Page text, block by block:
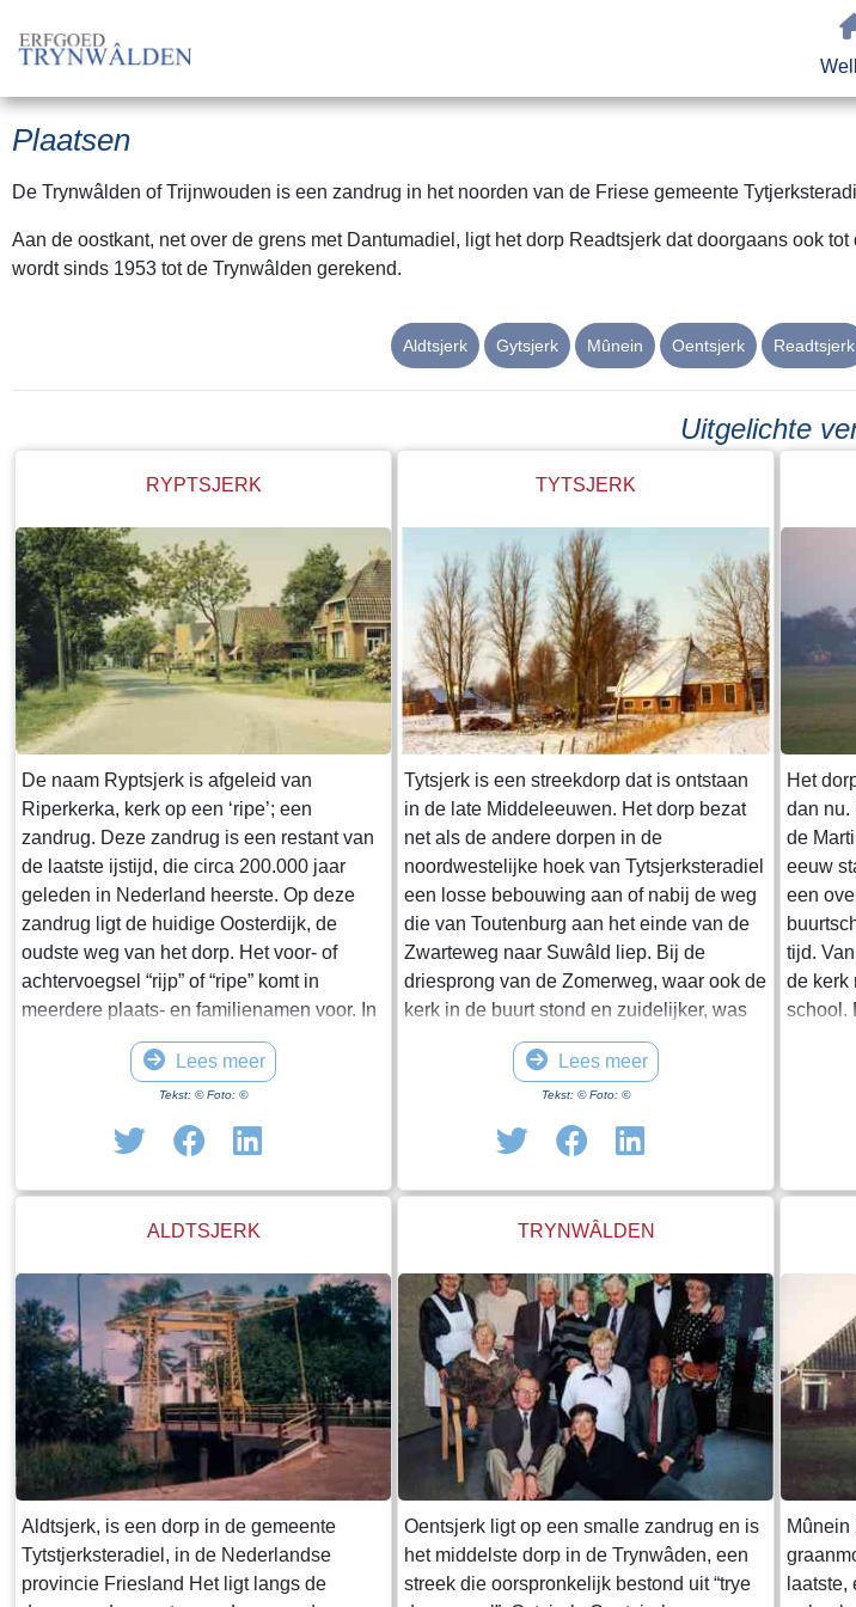
Plaatsen
De Trynwâlden of Trijnwouden is een zandrug in het noorden van de Friese gemeente
Aan de oostkant, net over de grens met Dantumadiel, ligt het dorp Readtsjerk dat doorgaans ook
wordt sinds 1953 tot de Trynwâlden gerekend.
Aldtsjerk Gytsjerk Mûnein Oentsjerk Readtsjerk
Uitgelichte
RYPTSJERK
De naam Ryptsjerk is afgeleid van
Riperkerka, kerk op een ‘ripe’; een
zandrug. Deze zandrug is een restant van
de laatste ijstijd, die circa 200.000 jaar
geleden in Nederland heerste. Op deze
zandrug ligt de huidige Oosterdijk, de
oudste weg van het dorp. Het voor- of
achtervoegsel “rijp” of “ripe” komt in
meerdere plaats- en familienamen voor. In
de 14e eeuw wordt voor het eerst melding
gemaakt van Riperkerka, een nederzetting
van vissers, turfmakers en rietsnijders. De
rietcultuur en het turfmaken hield lange tijd
stand. Het beeld “de Leiker” herinnert nog
Lees meer
Tekst: © Foto: ©
TYTSJERK
Tytsjerk is een streekdorp dat is ontstaan
in de late Middeleeuwen. Het dorp bezat
net als de andere dorpen in de
noordwestelijke hoek van Tytsjerksteradiel
een losse bebouwing aan of nabij de weg
die van Toutenburg aan het einde van de
Zwarteweg naar Suwâld liep. Bij de
driesprong van de Zomerweg, waar ook de
kerk in de buurt stond en zuidelijker, was
meer concentratie in de bebouwing te
vinden. Op de grietenijkaart in de atlas van
Schotanus uit 1716 is ook te zien dat
Tytsjerk aan de westzijde werd begrensd
door een aantal plassen, zandingen. Bron:
Lees meer
Tekst: © Foto: ©
Het
dan nu.
de
eeuw
een
tijd.
de kerk
school.
de
'Gye'.
1580
ALDTSJERK
Aldtsjerk, is een dorp in de gemeente
Tytstjerksteradiel, in de Nederlandse
provincie Friesland Het ligt langs de
TRYNWÂLDEN
Oentsjerk ligt op een smalle zandrug en is
het middelste dorp in de Trynwâden, een
streek die oorspronkelijk bestond uit “trye
Mûnein